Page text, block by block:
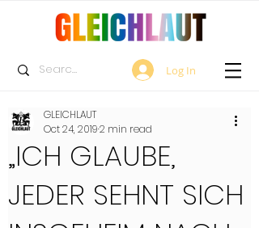
Log In
„ICH GLAUBE,
JEDER SEHNT SICH
GLEICHLAUT
Oct 24, 20192 min read